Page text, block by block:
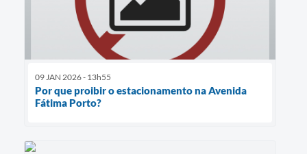
09 JAN 2026 - 13h55
Por que proibir o estacionamento na Avenida
Fátima Porto?